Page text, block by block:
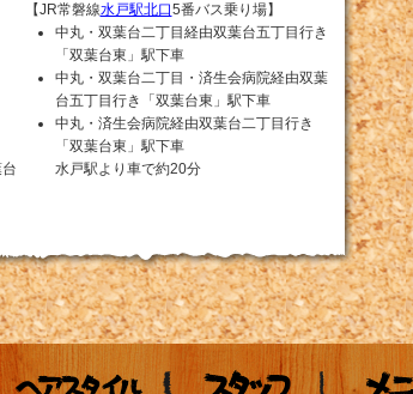
【JR常磐線水戸駅北口5番バス乗り場】
中丸・双葉台二丁目経由双葉台五丁目行き
「双葉台東」駅下車
中丸・双葉台二丁目・済生会病院経由双葉
台五丁目行き「双葉台東」駅下車
中丸・済生会病院経由双葉台二丁目行き
「双葉台東」駅下車
水戸駅より車で約20分